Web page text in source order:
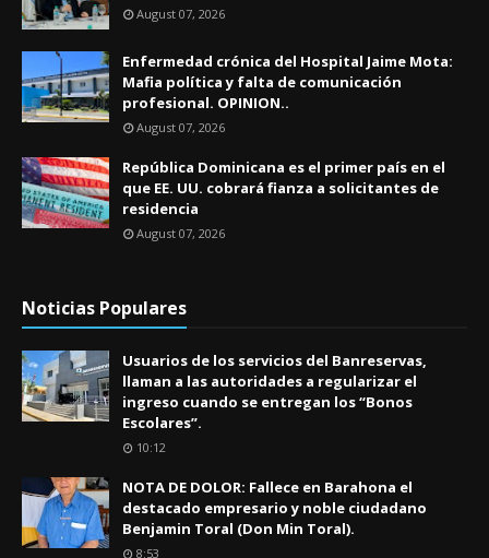
August 07, 2026
Enfermedad crónica del Hospital Jaime Mota:
Mafia política y falta de comunicación
profesional. OPINION..
August 07, 2026
República Dominicana es el primer país en el
que EE. UU. cobrará fianza a solicitantes de
residencia
August 07, 2026
Noticias Populares
Usuarios de los servicios del Banreservas,
llaman a las autoridades a regularizar el
ingreso cuando se entregan los “Bonos
Escolares”.
10:12
NOTA DE DOLOR: Fallece en Barahona el
destacado empresario y noble ciudadano
Benjamin Toral (Don Min Toral).
8:53